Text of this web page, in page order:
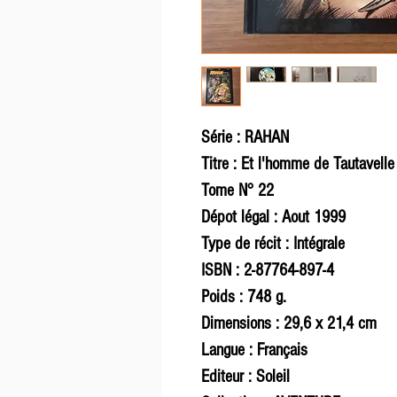
Série : RAHAN
Titre : Et l'homme de
Tome N° 22
Dépot légal : Aout 1999
Type de récit : Intégrale
ISBN : 2-87764-897-4
Poids : 748 g.
Dimensions : 29,6 x 21,4 cm
Langue : Français
Editeur : Soleil